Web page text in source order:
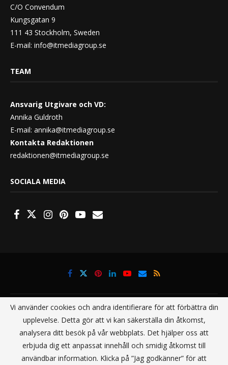
C/O Convendum
Kungsgatan 9
111 43 Stockholm, Sweden
E-mail: info@itmediagroup.se
TEAM
Ansvarig Utgivare och VD:
Annika Guldroth
E-mail: annika@itmediagroup.se
Kontakta Redaktionen
redaktionen@itmediagroup.se
SOCIALA MEDIA
@2021 - All Right Reserved. Designed and Developed by IT Media Group
Vi använder cookies och andra identifierare för att förbättra din
upplevelse. Detta gör att vi kan säkerställa din åtkomst,
analysera ditt besök på vår webbplats. Det hjälper oss att
erbjuda dig ett anpassat innehåll och smidig åtkomst till
användbar information. Klicka på ”Jag godkänner” för att